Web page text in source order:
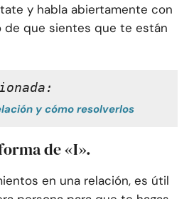
y habla abiertamente con
de que sientes que te están
y cómo resolverlos
de «I».
en una relación, es útil